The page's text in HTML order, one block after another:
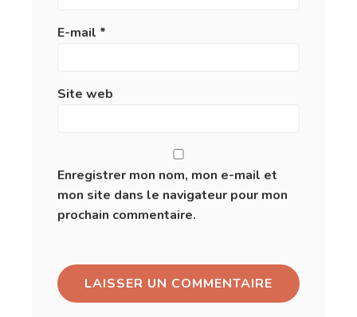
E-mail *
Site web
Enregistrer mon nom, mon e-mail et
mon site dans le navigateur pour mon
prochain commentaire.